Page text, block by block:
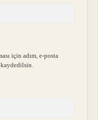
için adım, e-posta